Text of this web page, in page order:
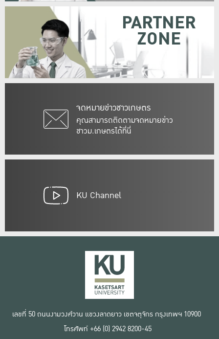
จดหมายข่าวชาวเกษตร
คุณสามารถติดตามจดหมายข่าว
ชาวม.เกษตรได้ที่นี่
PARTNER
ZONE
KU Channel
เลขที่ 50 ถนนงามวงศ์วาน แขวงลาดยาว เขตจตุจักร กรุงเทพฯ 10900
โทรศัพท์ +66 (0) 2942 8200-45